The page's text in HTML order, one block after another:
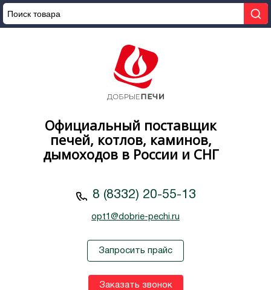
Официальный поставщик
печей, котлов, каминов,
дымоходов в России и СНГ
8 (8332) 20-55-13
opt1@dobrie-pechi.ru
Запросить прайс
Заказать звонок